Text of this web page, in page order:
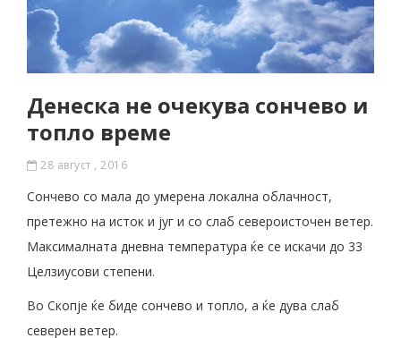
Денеска не очекува сончево и
топло време
28 август , 2016
Сончево со мала до умерена локална облачност,
претежно на исток и југ и со слаб североисточен ветер.
Максималната дневна температура ќе се искачи до 33
Целзиусови степени.
Во Скопје ќе биде сончево и топло, а ќе дува слаб
северен ветер.